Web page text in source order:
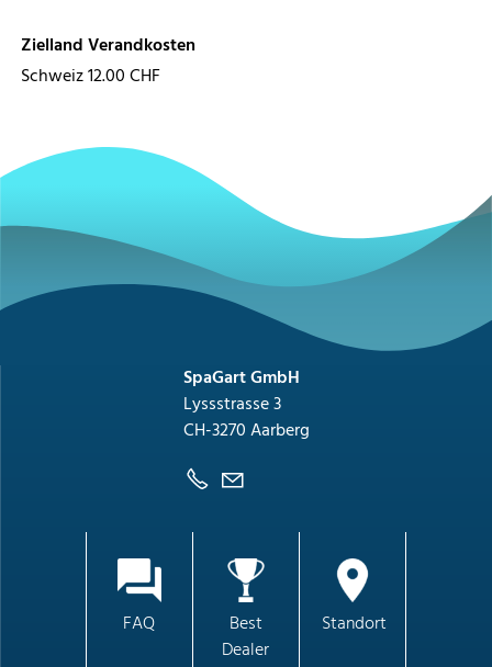
ZiellandVerandkosten
Schweiz12.00 CHF
SpaGart GmbH
Lyssstrasse 3
CH-3270 Aarberg
FAQ
Best
Dealer
Standort